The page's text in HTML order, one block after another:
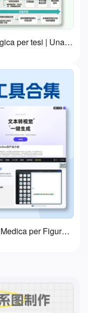
Come creare una roadmap tecnologica per tesi | Una guida pratica in 3 passaggi con strumenti gratuiti
3 Migliori Strumenti di Illustrazione Medica per Figure di Ricerca e Presentazioni